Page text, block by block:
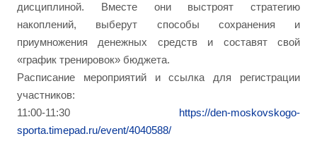
дисциплиной. Вместе они выстроят стратегию
накоплений, выберут способы сохранения и
приумножения денежных средств и составят свой
«график тренировок» бюджета.
Расписание мероприятий и ссылка для регистрации
участников:
11:00-11:30 https://den-moskovskogo-
sporta.timepad.ru/event/4040588/